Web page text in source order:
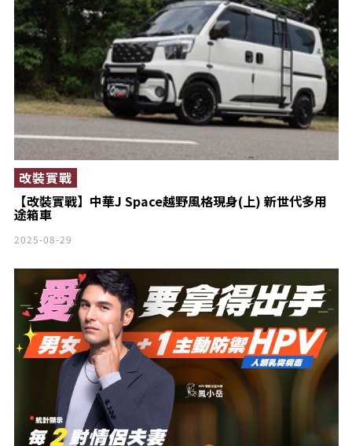
【改裝實戰】中華J Space越野風格現身(上) 新世代多用
途箱車
改裝實戰
2025-08-29